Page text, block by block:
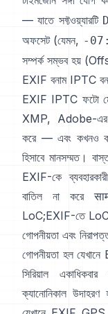
— যাতে সফ্টওয়্যারটি
অফসেট (যেমন, -
সম্পর্ক সম্ভব হয় (
EXIF বনাম IPTC
EXIF IPTC ফটো
XMP, Adobe-এর
করে — এবং কখনও
হিসাবে মানসম্মত।
EXIF-কে
বাতিল না করে
LoC;EXIF-তে
গোপনীয়তা এবং
গোপনীয়তা হল
সিরিয়াল
ক্যানোনিকাল